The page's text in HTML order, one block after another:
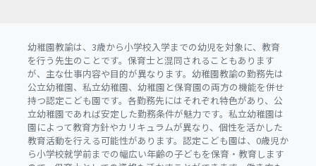
幼稚園教諭は、3歳から小学校入学までの幼児を対象に、教育
を行う先生のことです。保育士と混同されることもあります
が、主な仕事内容や目的が異なります。幼稚園教諭の勤務先は
公立幼稚園、私立幼稚園、幼稚園と保育園の両方の機能を併せ
持つ認定こども園です。各勤務先にはそれぞれ特色があり、公
立幼稚園であれば安定した勤務条件が魅力です。私立幼稚園は
園によって教育方針やカリキュラムが異なり、個性を活かした
教育活動を行える可能性があります。認定こども園は、0歳児か
ら小学校就学前までの幅広い年齢の子どもを保育・教育します